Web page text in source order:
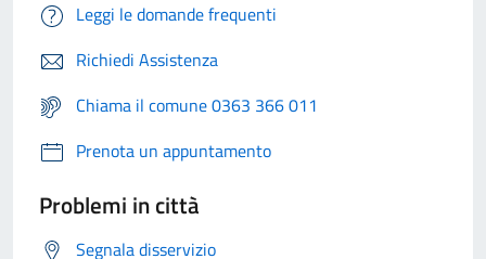
Leggi le domande frequenti
Richiedi Assistenza
Chiama il comune 0363 366 011
Prenota un appuntamento
Problemi in città
Segnala disservizio